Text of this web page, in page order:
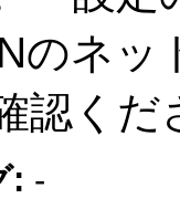
のネッ
認くだ
: -